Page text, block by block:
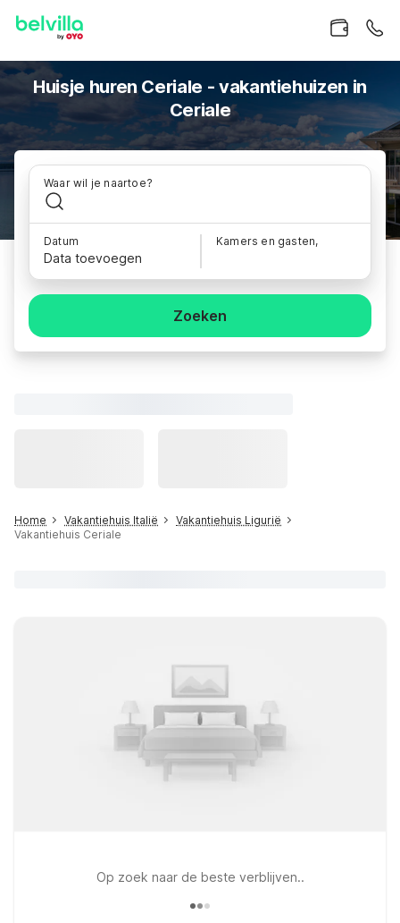
Huisje huren Ceriale - vakantiehuizen in
Ceriale
Waar wil je naartoe?
Datum
Data toevoegen
Kamers en gasten,
Zoeken
Home Vakantiehuis Italië
Vakantiehuis Ligurië
Vakantiehuis Ceriale
Op zoek naar de beste verblijven..